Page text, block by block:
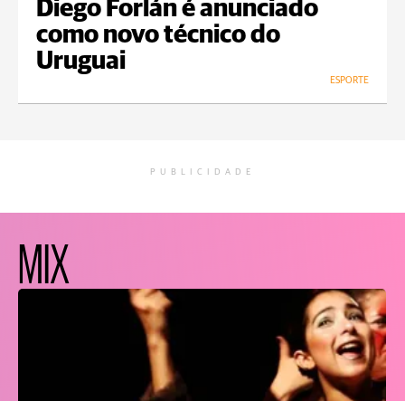
Diego Forlán é anunciado
como novo técnico do
Uruguai
ESPORTE
PUBLICIDADE
MIX